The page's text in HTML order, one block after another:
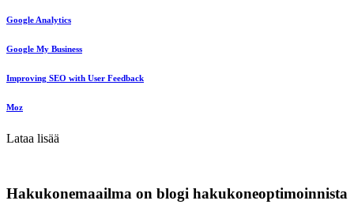
Google Analytics
Google My Business
Improving SEO with User Feedback
Moz
Lataa lisää
Hakukonemaailma on blogi hakukoneoptimoinnista